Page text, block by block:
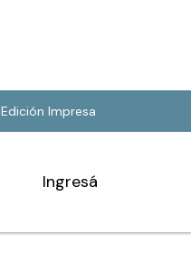
Edición Impresa
Ingresá